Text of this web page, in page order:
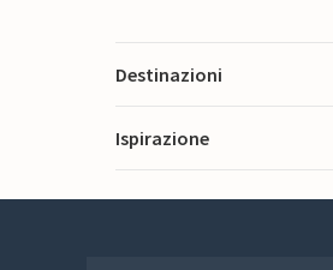
Destinazioni
Ispirazione